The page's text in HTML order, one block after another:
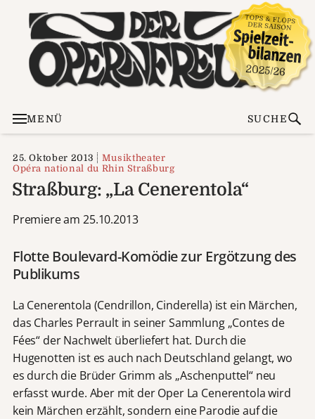
MENÜ SUCHE
25. Oktober 2013
Musiktheater
Opéra national du Rhin Straßburg
Straßburg: „La Cenerentola“
Premiere am 25.10.2013
Flotte Boulevard-Komödie zur Ergötzung des
Publikums
La Cenerentola (Cendrillon, Cinderella) ist ein Märchen,
das Charles Perrault in seiner Sammlung „Contes de
Fées“ der Nachwelt überliefert hat. Durch die
Hugenotten ist es auch nach Deutschland gelangt, wo
es durch die Brüder Grimm als „Aschenputtel“ neu
erfasst wurde. Aber mit der Oper La Cenerentola wird
kein Märchen erzählt, sondern eine Parodie auf die